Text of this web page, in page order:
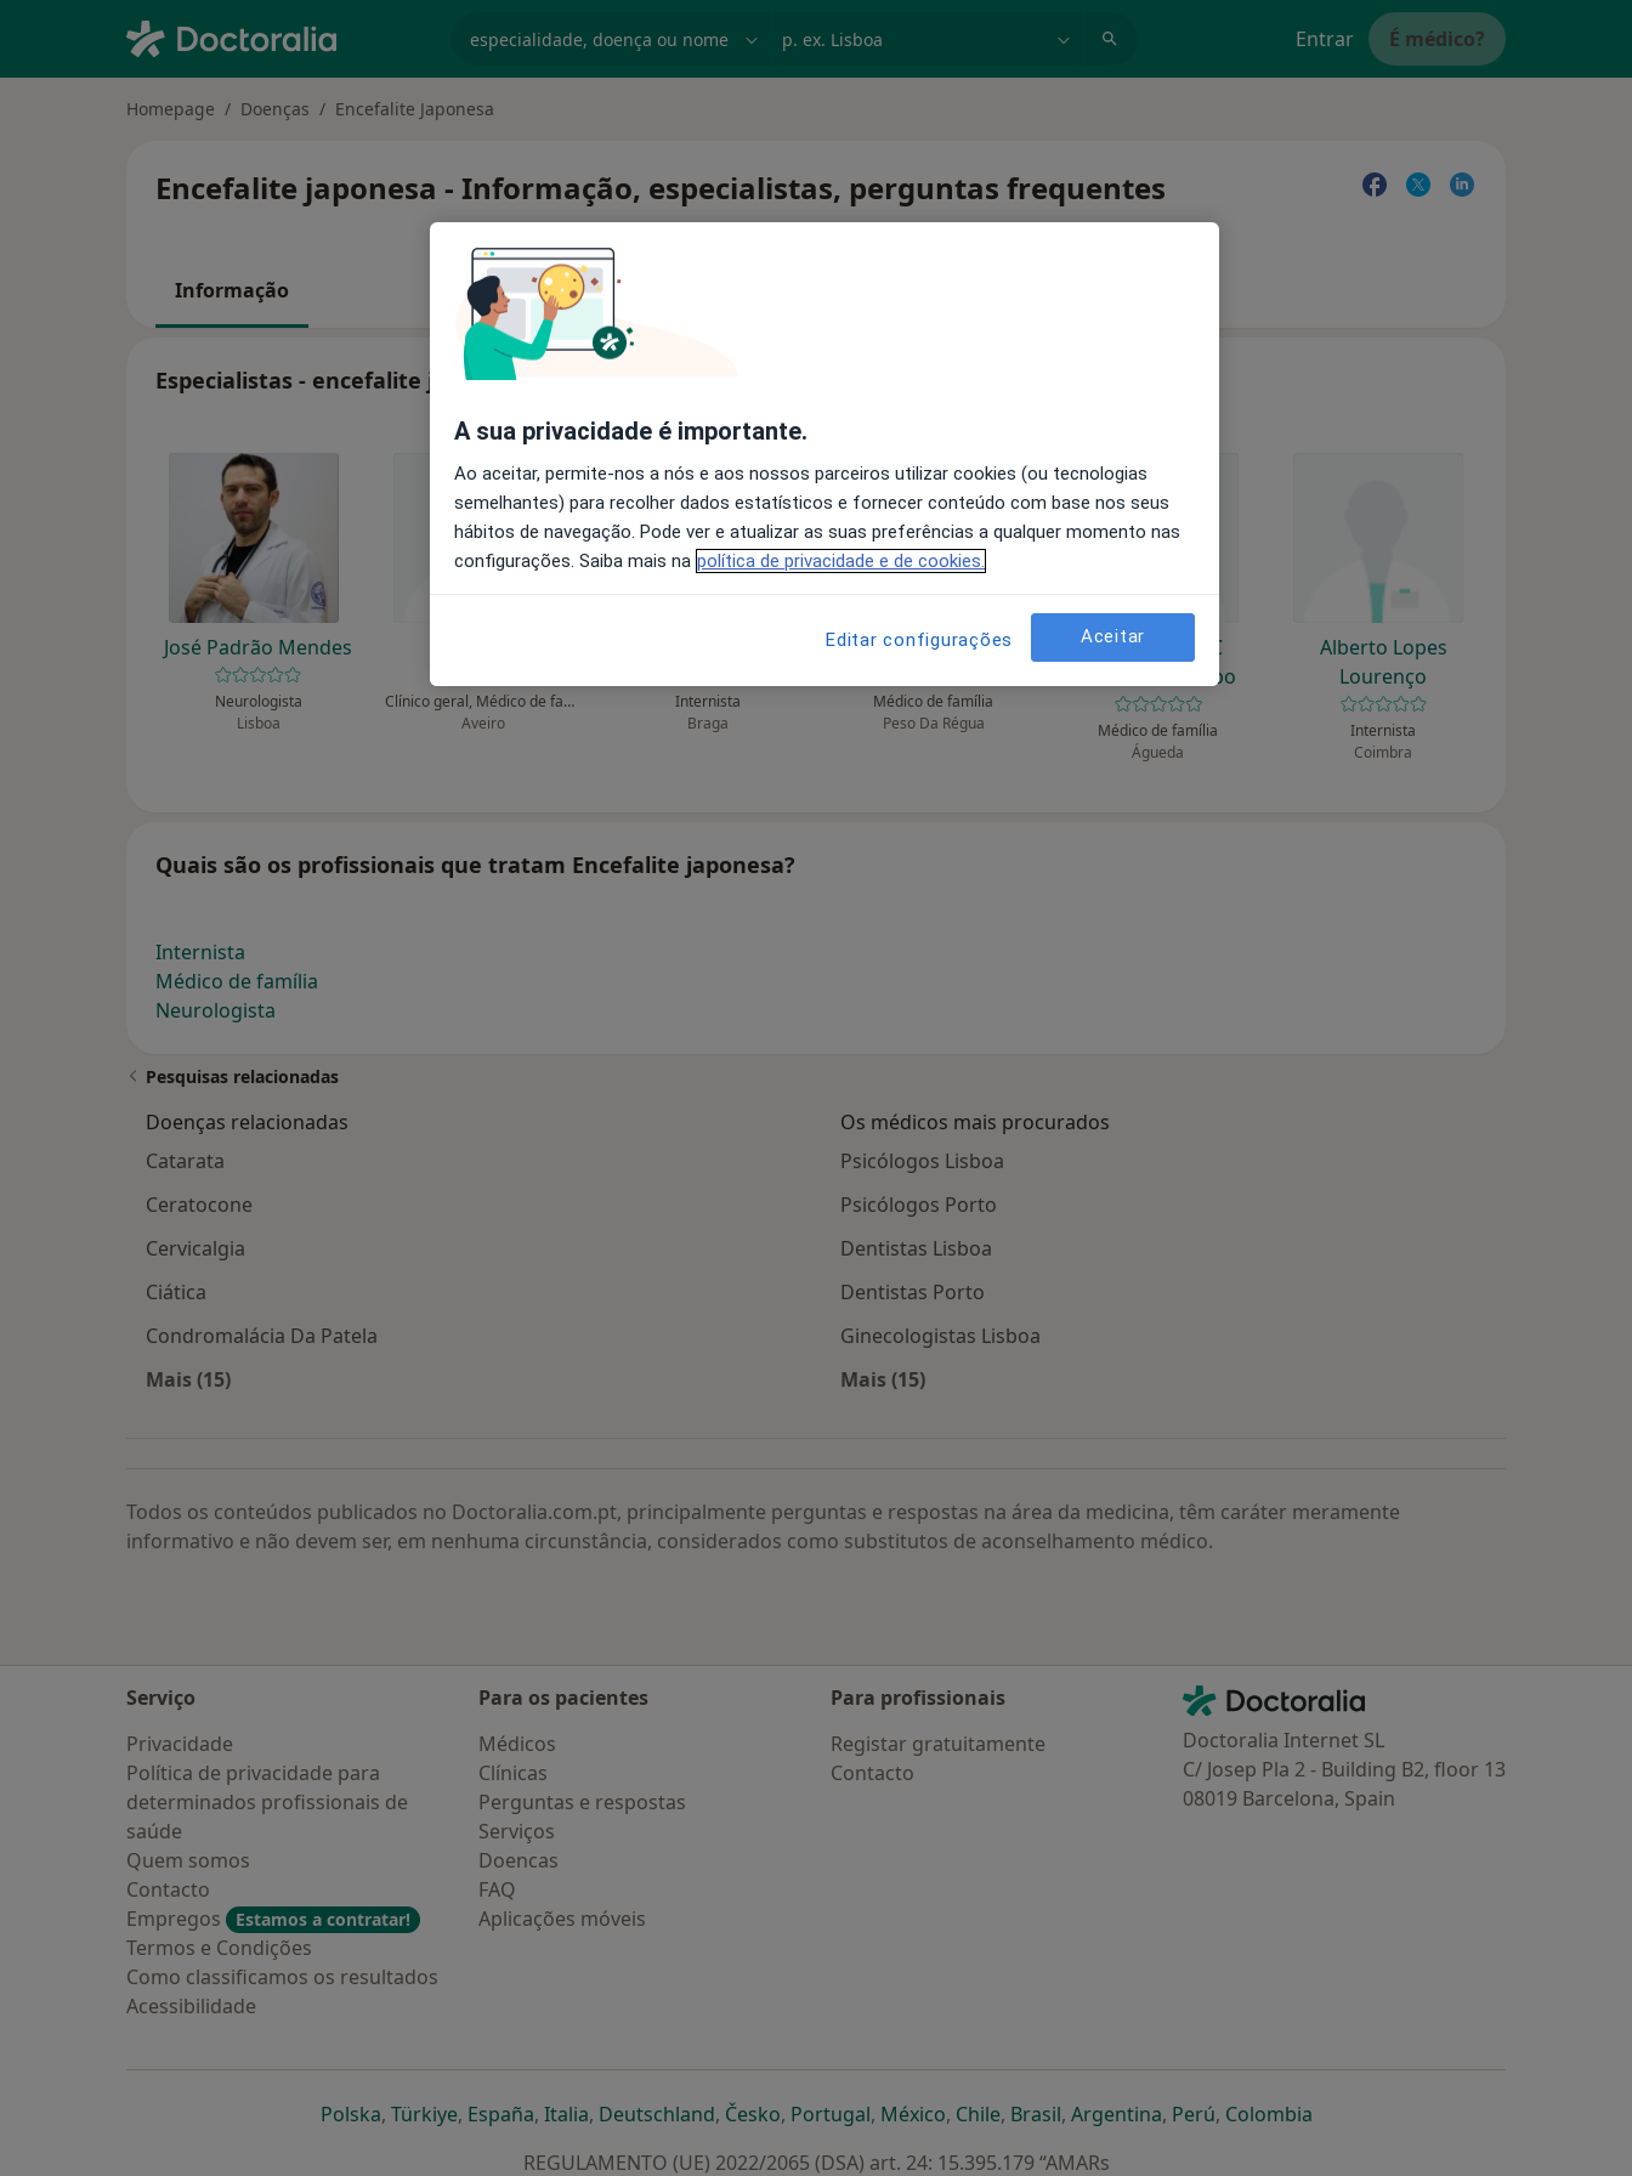
Entrar É médico?
Homepage Doenças Encefalite Japonesa
Encefalite japonesa - Informação, especialistas, perguntas frequentes
Informação
Especialistas - encefalite japonesa
José Padrão Mendes
Neurologista
Lisboa
Clínico geral, Médico de família
Aveiro
Internista
Braga
Abílio C Costa Araújo
Médico de família
Peso Da Régua
Agostinho A C
Carvalheira Lobo
Médico de família
Águeda
Alberto Lopes
Lourenço
Internista
Coimbra
Quais são os profissionais que tratam Encefalite japonesa?
Internista
Médico de família
Neurologista
Pesquisas relacionadas
Doenças relacionadas
Catarata
Ceratocone
Cervicalgia
Ciática
Condromalácia Da Patela
Mais (15)
Os médicos mais procurados
Psicólogos Lisboa
Psicólogos Porto
Dentistas Lisboa
Dentistas Porto
Ginecologistas Lisboa
Mais (15)
Todos os conteúdos publicados no Doctoralia.com.pt, principalmente perguntas e respostas na área da medicina, têm caráter meramente
informativo e não devem ser, em nenhuma circunstância, considerados como substitutos de aconselhamento médico.
Serviço
Privacidade
Política de privacidade para
determinados profissionais de
saúde
Quem somos
Contacto
Empregos
Estamos a contratar!
Termos e Condições
Como classificamos os resultados
Acessibilidade
Para os pacientes
Médicos
Clínicas
Perguntas e respostas
Serviços
Doencas
FAQ
Aplicações móveis
Para profissionais
Registar gratuitamente
Contacto
Contacto
Doctoralia - Homepage
Doctoralia Internet SL
C/ Josep Pla 2 - Building B2, floor 13
08019 Barcelona, Spain
Polskaabre num novo separador
, Türkiyeabre num novo separador
, Españaabre num novo separador
, Italiaabre num novo separador
, Deutschlandabre num novo separador
, Českoabre num novo separador
, Portugalabre num novo separador
, Méxicoabre num novo separador
, Chileabre num novo separador
, Brasilabre num novo separador
, Argentinaabre num novo separador
, Perúabre num novo separador
, Colombiaabre num novo separador
REGULAMENTO (UE) 2022/2065 (DSA) art. 24: 15.395.179 “AMARs
A sua privacidade é importante.
Ao aceitar, permite-nos a nós e aos nossos parceiros utilizar cookies (ou tecnologias
semelhantes) para recolher dados estatísticos e fornecer conteúdo com base nos seus
hábitos de navegação. Pode ver e atualizar as suas preferências a qualquer momento nas
configurações. Saiba mais na política de privacidade e de cookies.
Editar configurações Aceitar